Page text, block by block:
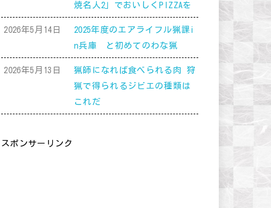
焼名人2」でおいしくPIZZAを
2026年5月14日
2025年度のエアライフル猟課i
n兵庫 と初めてのわな猟
2026年5月13日
猟師になれば食べられる肉 狩
猟で得られるジビエの種類は
これだ
スポンサーリンク